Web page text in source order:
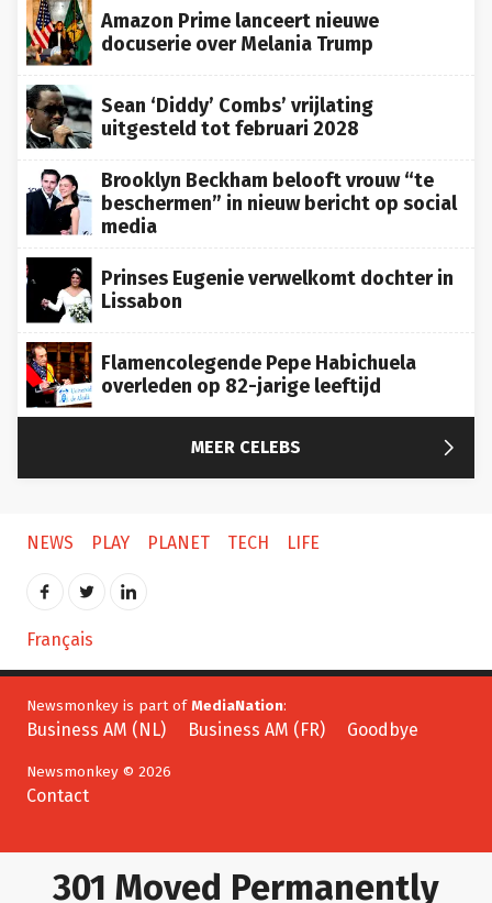
Amazon Prime lanceert nieuwe
docuserie over Melania Trump
Sean ‘Diddy’ Combs’ vrijlating
uitgesteld tot februari 2028
Brooklyn Beckham belooft vrouw “te
beschermen” in nieuw bericht op social
media
Prinses Eugenie verwelkomt dochter in
Lissabon
Flamencolegende Pepe Habichuela
overleden op 82-jarige leeftijd
MEER CELEBS 
NEWS PLAY PLANET TECH LIFE
Français
Newsmonkey is part of MediaNation
Business AM (NL) Business AM (FR) Goodbye
Newsmonkey © 2026
Contact
301 Moved Permanently